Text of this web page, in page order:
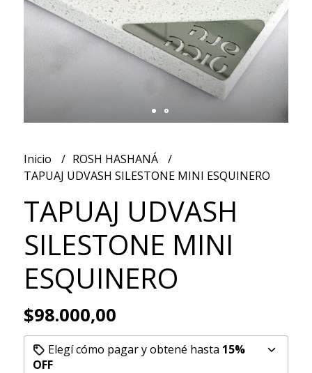
Inicio
ROSH HASHANÁ
TAPUAJ UDVASH SILESTONE MINI ESQUINERO
TAPUAJ UDVASH
SILESTONE MINI
ESQUINERO
$98.000,00
Elegí cómo pagar y obtené hasta 15%
OFF